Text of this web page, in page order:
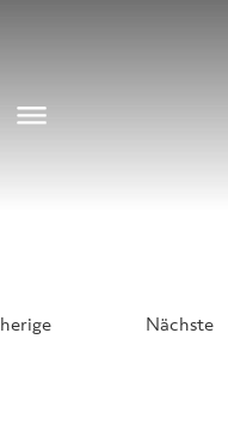
Nächste